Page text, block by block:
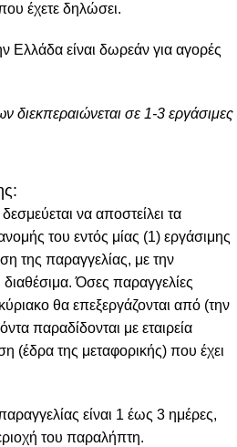
έχετε δηλώσει.
Ελλάδα είναι δωρεάν για αγορές
διεκπεραιώνεται σε 1-3 εργάσιμες
δεσμεύεται να αποστείλει τα
του εντός μίας (1) εργάσιμης
της παραγγελίας, με την
Όσες παραγγελίες
θα επεξεργάζονται από (την
παραδίδονται με εταιρεία
(έδρα της μεταφορικής) που έχει
είναι 1 έως 3 ημέρες,
του παραλήπτη.